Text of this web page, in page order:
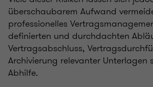
überschaubarem Aufwand
professionelles
definierten und durchdachten
Vertragsabschluss,
Archivierung relevanter Unterlagen
Abhilfe.